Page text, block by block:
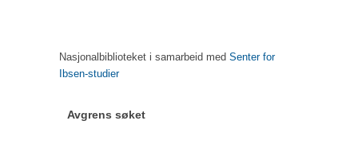
Nasjonalbiblioteket i samarbeid med Senter for
Ibsen-studier
Avgrens søket